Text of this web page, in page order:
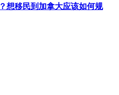
想移民到加拿大应该如何规